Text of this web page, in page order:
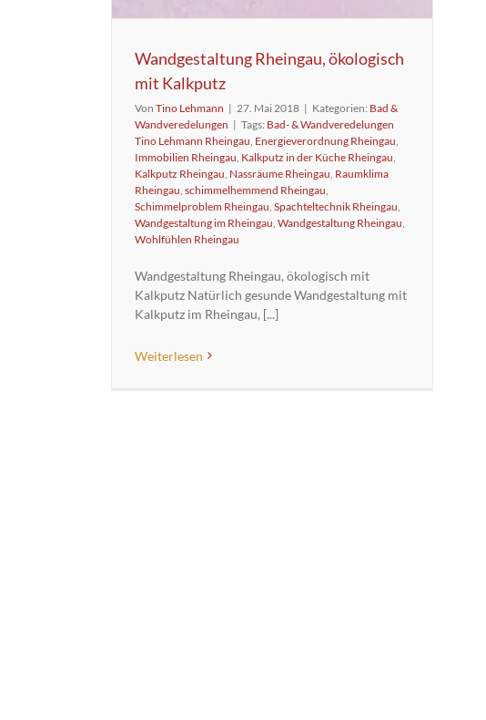
Wandgestaltung Rheingau, ökologisch
mit Kalkputz
Von Tino Lehmann | 27. Mai 2018 | Kategorien: Bad &
Wandveredelungen | Tags: Bad- & Wandveredelungen
Tino Lehmann Rheingau Energieverordnung Rheingau
Immobilien Rheingau Kalkputz in der Küche Rheingau
Kalkputz Rheingau Nassräume Rheingau Raumklima
Rheingau schimmelhemmend Rheingau
Schimmelproblem Rheingau Spachteltechnik Rheingau
Wandgestaltung im Rheingau Wandgestaltung Rheingau
Wohlfühlen Rheingau
Wandgestaltung Rheingau, ökologisch mit
Kalkputz Natürlich gesunde Wandgestaltung mit
Kalkputz im Rheingau, [...]
Weiterlesen